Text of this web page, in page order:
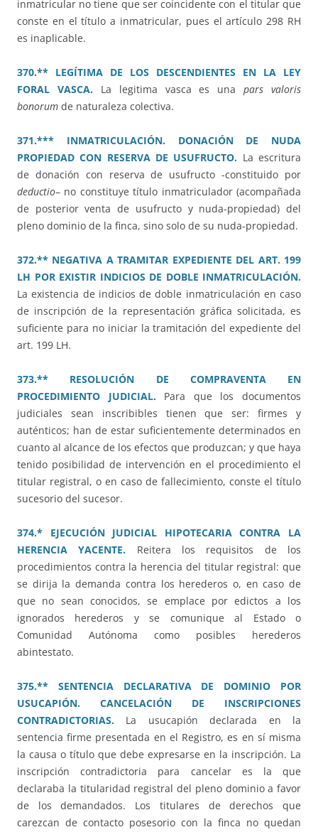
inmatricular no tiene que ser coincidente con el titular que
conste en el título a inmatricular, pues el artículo 298 RH
es inaplicable.
370.** LEGÍTIMA DE LOS DESCENDIENTES EN LA LEY
FORAL VASCA.
La legitima vasca es unapars valoris
bonorum de naturaleza colectiva.
371.*** INMATRICULACIÓN. DONACIÓN DE NUDA
PROPIEDAD CON RESERVA DE USUFRUCTO. La escritura
de donación con reserva de usufructo -constituido por
deductio– no constituye título inmatriculador (acompañada
de posterior venta de usufructo y nuda-propiedad) del
pleno dominio de la finca, sino solo de su nuda-propiedad.
372.** NEGATIVA A TRAMITAR EXPEDIENTE DEL ART. 199
LH POR EXISTIR INDICIOS DE DOBLE INMATRICULACIÓN.
La existencia de indicios de doble inmatriculación en caso
de inscripción de la representación gráfica solicitada, es
suficiente para no iniciar la tramitación del expediente del
art. 199 LH.
373.** RESOLUCIÓN DE COMPRAVENTA EN
PROCEDIMIENTO JUDICIAL.
Para que los documentos
judiciales sean inscribibles tienen que ser: firmes y
auténticos; han de estar suficientemente determinados en
cuanto al alcance de los efectos que produzcan; y que haya
tenido posibilidad de intervención en el procedimiento el
titular registral, o en caso de fallecimiento, conste el título
sucesorio del sucesor.
374.* EJECUCIÓN JUDICIAL HIPOTECARIA CONTRA LA
HERENCIA YACENTE.
Reitera los requisitos de los
procedimientos contra la herencia del titular registral: que
se dirija la demanda contra los herederos o, en caso de
que no sean conocidos, se emplace por edictos a los
ignorados herederos y se comunique al Estado o
Comunidad Autónoma como posibles herederos
abintestato.
375.** SENTENCIA DECLARATIVA DE DOMINIO POR
USUCAPIÓN. CANCELACIÓN DE INSCRIPCIONES
CONTRADICTORIAS.
La usucapión declarada en la
sentencia firme presentada en el Registro, es en sí misma
la causa o título que debe expresarse en la inscripción. La
inscripción contradictoria para cancelar es la que
declaraba la titularidad registral del pleno dominio a favor
de los demandados. Los titulares de derechos que
carezcan de contacto posesorio con la finca no quedan